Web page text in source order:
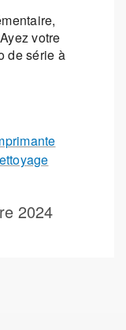
votre
de série à
2024